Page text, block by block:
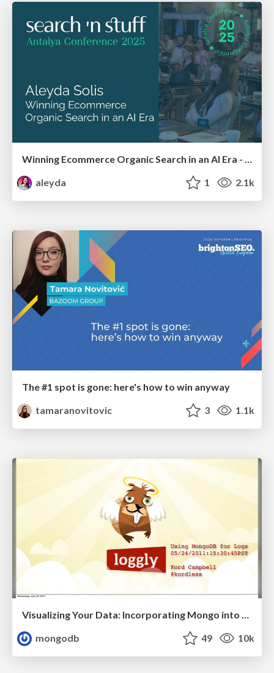
aleyda
1 2.1k
The #1 spot is gone: here's how to win anyway
tamaranovitovic
3 1.1k
Visualizing Your Data: Incorporating Mongo into Loggly Infrastructure
mongodb
49 10k